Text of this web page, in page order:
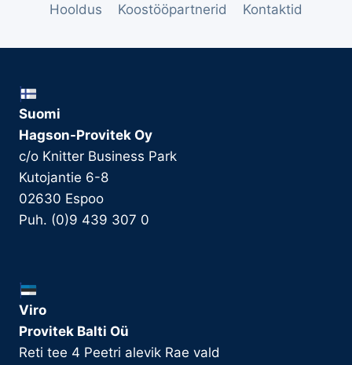
Hooldus
Koostööpartnerid Kontaktid
Suomi
Hagson-Provitek Oy
c/o Knitter Business Park
Kutojantie 6-8
02630 Espoo
Puh. (0)9 439 307 0
Viro
Provitek Balti Oü
Reti tee 4 Peetri alevik Rae vald